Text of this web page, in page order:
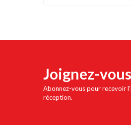
Joignez-
Abonnez-vous pour recevoir
réception.